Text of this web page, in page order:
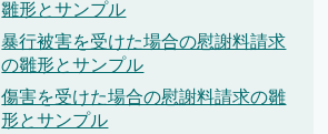
雛形とサンプル
暴行被害を受けた場合の慰謝料請求
の雛形とサンプル
傷害を受けた場合の慰謝料請求の雛
形とサンプル